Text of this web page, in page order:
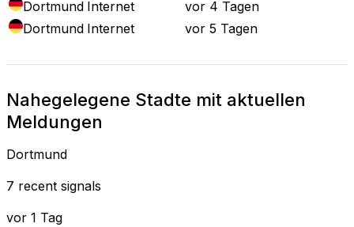
Dortmund Internet
vor 4 Tagen
Dortmund Internet vor 5 Tagen
Nahegelegene Stadte mit aktuellen
Meldungen
Dortmund
7 recent signals
vor 1 Tag